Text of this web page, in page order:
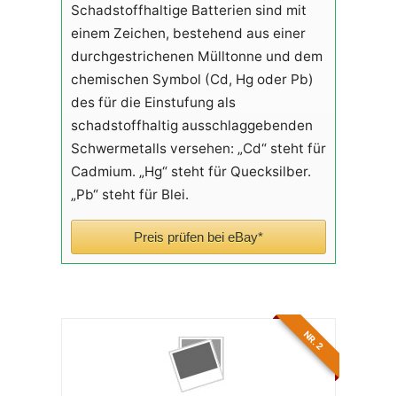
Schadstoffhaltige Batterien sind mit
einem Zeichen, bestehend aus einer
durchgestrichenen Mülltonne und dem
chemischen Symbol (Cd, Hg oder Pb)
des für die Einstufung als
schadstoffhaltig ausschlaggebenden
Schwermetalls versehen: „Cd“ steht für
Cadmium. „Hg“ steht für Quecksilber.
„Pb“ steht für Blei.
Preis prüfen bei eBay*
NR. 2